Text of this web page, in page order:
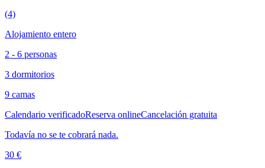
(4)
Alojamiento entero
2 - 6 personas
3 dormitorios
9 camas
Calendario verificadoReserva onlineCancelación gratuita
Todavía no se te cobrará nada.
30 €